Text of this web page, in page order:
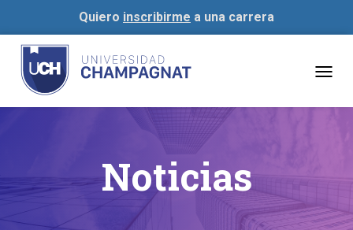
Quiero inscribirme a una carrera
Noticias